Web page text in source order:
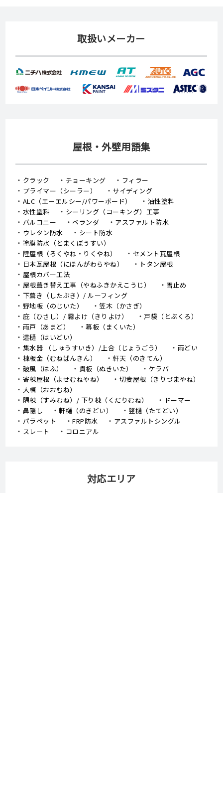
取扱いメーカー
屋根・外壁用語集
クラック チョーキング
フィラー
プライマー（シーラー）
サイディング
ALC（エーエルシー/パワーボード）
油性塗料
水性塗料
シーリング（コーキング）工事
バルコニー
ベランダ
アスファルト防水
ウレタン防水
シート防水
塗膜防水（とまくぼうすい）
陸屋根（ろくやね・りくやね）
セメント瓦屋根
日本瓦屋根（にほんがわらやね）
トタン屋根
屋根カバー工法
屋根葺き替え工事（やねふきかえこうじ）
雪止め
下葺き（したぶき）/ ルーフィング
野地板（のじいた）
笠木（かさぎ）
庇（ひさし）/ 霧よけ（きりよけ）
戸袋（とぶくろ）
雨戸（あまど）
幕板（まくいた）
這樋（はいどい）
集水器 （しゅうすいき）/上合（じょうごう）
雨どい
棟板金（むねばんきん）
軒天（のきてん）
破風（はふ）
貫板（ぬきいた）
ケラバ
寄棟屋根（よせむねやね）
切妻屋根（きりづまやね）
大棟（おおむね）
隅棟（すみむね）/ 下り棟（くだりむね）
ドーマー
鼻隠し
軒樋（のきどい）
竪樋（たてどい）
パラペット
FRP防水
アスファルトシングル
スレート
コロニアル
対応エリア